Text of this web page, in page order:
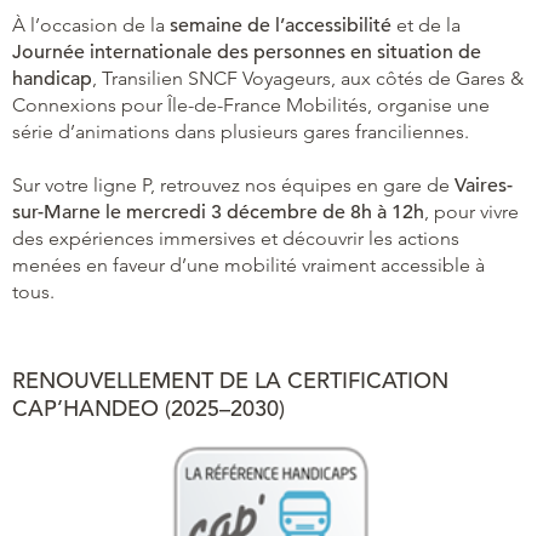
À l’occasion de la semaine de l’accessibilité et de la
Journée internationale des personnes en situation de
handicap, Transilien SNCF Voyageurs, aux côtés de Gares &
Connexions pour Île-de-France Mobilités, organise une
série d’animations dans plusieurs gares franciliennes.
Sur votre ligne P, retrouvez nos équipes en gare de Vaires-
sur-Marne le mercredi 3 décembre de 8h à 12h, pour vivre
des expériences immersives et découvrir les actions
menées en faveur d’une mobilité vraiment accessible à
tous.
RENOUVELLEMENT DE LA CERTIFICATION
CAP’HANDEO (2025–2030)